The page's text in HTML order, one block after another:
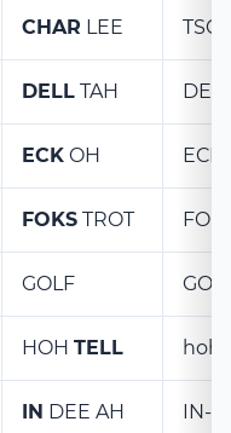
CHAR LEE
DELL TAH
ECK OH
FOKS TROT
GOLF
HOH TELL hoh-
IN DEE AH IN-